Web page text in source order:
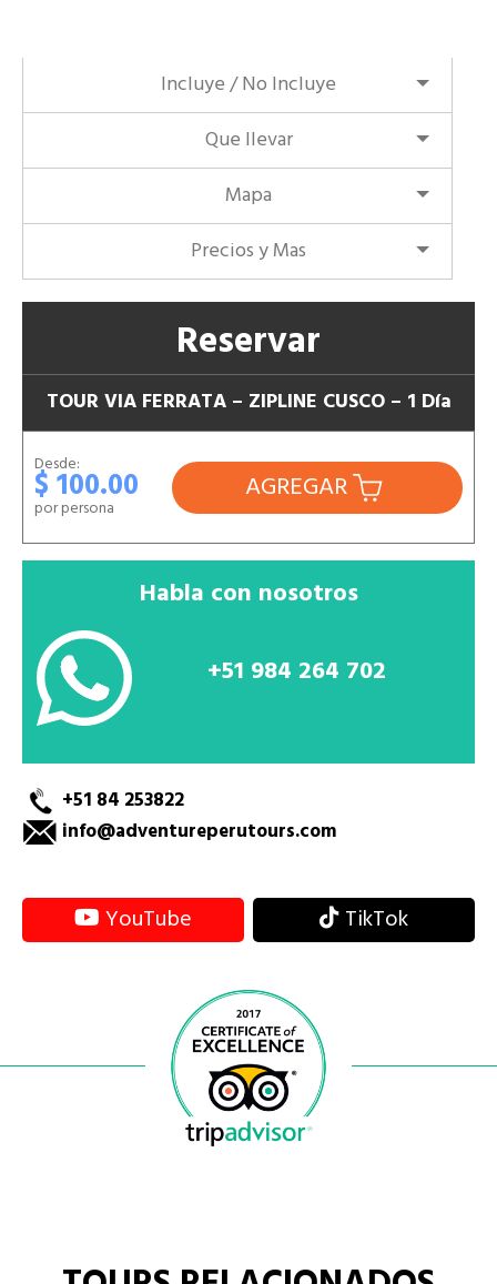
Incluye / No Incluye
Que llevar
Mapa
Precios y Mas
Reservar
TOUR VIA FERRATA – ZIPLINE CUSCO – 1 Día
Desde:
$ 100.00
por persona
AGREGAR
Habla con nosotros
+51 984 264 702
+51 84 253822
info@adventureperutours.com
YouTube TikTok